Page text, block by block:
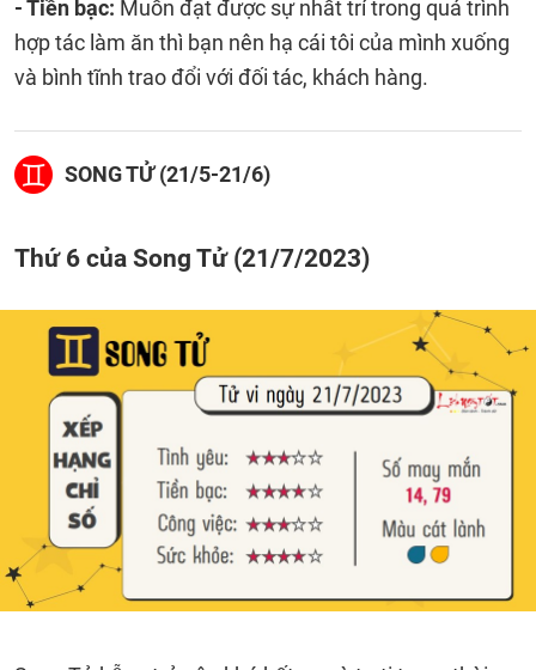
- Tiền bạc: Muốn đạt được sự nhất trí trong quá trình
hợp tác làm ăn thì bạn nên hạ cái tôi của mình xuống
và bình tĩnh trao đổi với đối tác, khách hàng.
SONG TỬ (21/5-21/6)
Thứ 6 của Song Tử (21/7/2023)